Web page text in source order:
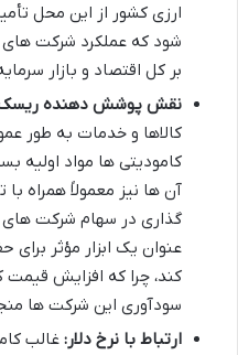
ارزی کشور از این محل
شود که عملکرد شرکت های
بر کل اقتصاد و بازار
نقش پوشش دهنده ریسک
کالاها و خدمات به طور
کامودیتی ها مواد اولیه
آن ها نیز معمولاً همراه با
گذاری در سهام شرکت های
عنوان یک ابزار مؤثر برای
کند، چرا که افزایش قیمت
سودآوری این شرکت ها
ارتباط با نرخ دلار: غالب